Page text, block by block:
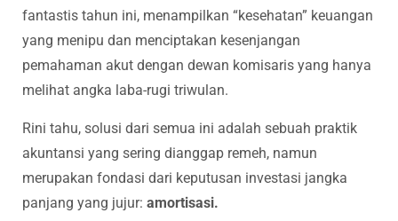
fantastis tahun ini, menampilkan “kesehatan” keuangan
yang menipu dan menciptakan kesenjangan
pemahaman akut dengan dewan komisaris yang hanya
melihat angka laba-rugi triwulan.
Rini tahu, solusi dari semua ini adalah sebuah praktik
akuntansi yang sering dianggap remeh, namun
merupakan fondasi dari keputusan investasi jangka
panjang yang jujur: amortisasi.